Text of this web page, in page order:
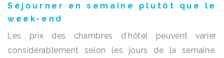
Séjourner en semaine plutôt que le
week-end
Les prix des chambres d’hôtel peuvent varier
considérablement selon les jours de la semaine.